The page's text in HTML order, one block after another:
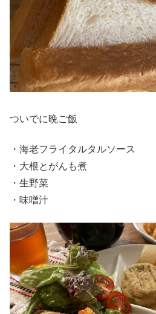
ついでに晩ご飯
・海老フライタルタルソース
・大根とがんも煮
・生野菜
・味噌汁